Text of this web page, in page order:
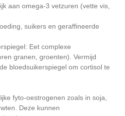
aan omega-3 vetzuren (vette vis,
suikers en geraffineerde
Eet complexe
granen, groenten). Vermijd
bloedsuikerspiegel om cortisol te
fyto-oestrogenen zoals in soja,
Deze kunnen